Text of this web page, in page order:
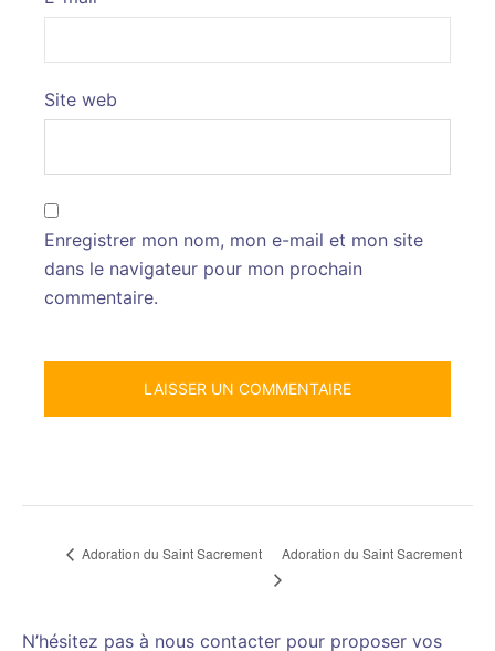
Site web
Enregistrer mon nom, mon e-mail et mon site
dans le navigateur pour mon prochain
commentaire.
Adoration du Saint Sacrement Adoration du Saint Sacrement
N’hésitez pas à nous contacter pour proposer vos